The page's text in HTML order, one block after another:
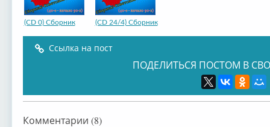
(CD 0) Сборник (CD 24/4) Сборник
Ссылка на пост
ПОДЕЛИТЬСЯ ПОСТОМ В
Комментарии (8)